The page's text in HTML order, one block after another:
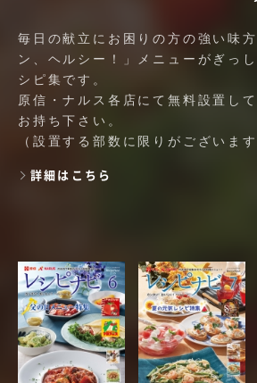
毎日の献立にお困りの方の強い味
ン、ヘルシー！」メニューがぎっ
シピ集です。
原信・ナルス各店にて無料設置し
お持ち下さい。
（設置する部数に限りがございま
詳細はこちら